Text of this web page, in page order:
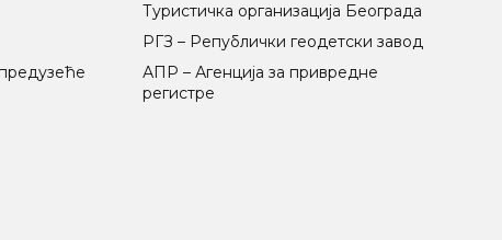
Туристичка организација Београда
РГЗ – Републички геодетски завод
АПР – Агенција за привредне
регистре